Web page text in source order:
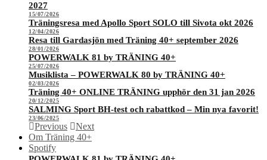
2027
15/07/2026
Träningsresa med Apollo Sport SOLO till Sivota okt 2026
12/04/2026
Resa till Gardasjön med Träning 40+ september 2026
28/01/2026
POWERWALK 81 by TRÄNING 40+
25/07/2026
Musiklista – POWERWALK 80 by TRÄNING 40+
02/03/2026
Träning 40+ ONLINE TRÄNING upphör den 31 jan 2026
20/12/2025
SALMING Sport BH-test och rabattkod – Min nya favorit!
23/06/2025
Previous
Next
Om Träning 40+
Spotify